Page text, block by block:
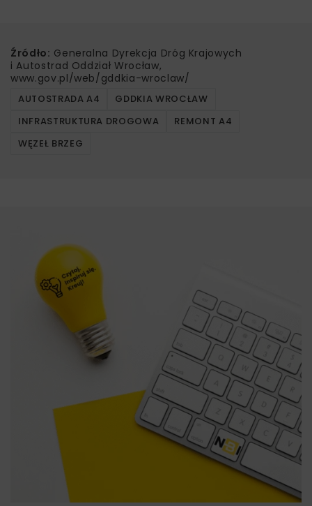
Źródło: Generalna Dyrekcja Dróg Krajowych
i Autostrad Oddział Wrocław,
www.gov.pl/web/gddkia-wroclaw/
AUTOSTRADA A4
GDDKIA WROCŁAW
INFRASTRUKTURA DROGOWA
REMONT A4
WĘZEŁ BRZEG